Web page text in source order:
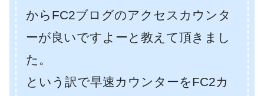
からFC2ブログのアクセスカウンタ
ーが良いですよーと教えて頂きまし
た。
という訳で早速カウンターをFC2カ